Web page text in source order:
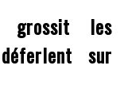
grossit les
sur